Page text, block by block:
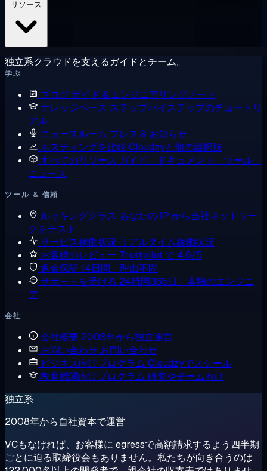
独立系クラウドを支えるガイドとチーム。
学ぶ
ブログ ガイド & エンジニアリングノート
ナレッジベース ステップバイステップのチュートリ
アル
ニュースルーム プレス & お知らせ
ホスティングを比較 Cloudzyと他の選択肢
すべてのリソース ガイド、ドキュメント、ツール、
ニュース
ツール & 信頼
ルッキンググラス あなたの IP から当社ネットワー
クをテスト
サービス稼働状況 リアルタイム稼働状況
お客様のレビュー Trustpilot で 4.6/5
返金保証 14日間、理由不問
サポートを受ける 24時間365日、本物のエンジニ
ア
会社
会社概要 2008年から独立運営
お問い合わせ お問い合わせ
ビジネス向けプログラム Cloudzyでスケール
教育機関向けプログラム 研究やチーム向け
独立系
2008年から自社資本で運営
VCもなければ、お客様に egressで高額請求するよう四半期
ごとに迫る取締役会もありません。私たちが向き合うのは